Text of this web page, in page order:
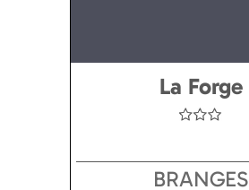
La Forge
BRANGES